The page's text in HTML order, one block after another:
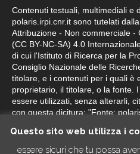
Contenuti testuali, multimediali e
polaris.irpi.cnr.it sono tutelati
Attribuzione - Non commerciale -
(CC BY-NC-SA) 4.0
di cui l'Istituto di Ricerca per la
Consiglio Nazionale delle
titolare, e i contenuti per i quali è
proprietario, il titolare, o la fonte.
essere utilizzati, senza alterarli,
con questa dicitura: "Fonte:
Questo sito web utilizza i
essere sicuri che tu possa